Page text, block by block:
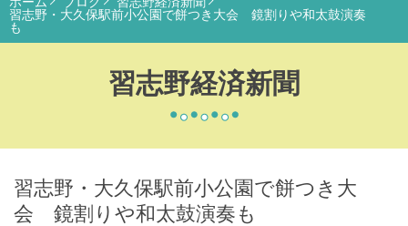
習志野経済新聞
習志野・大久保駅前小公園で餅つき大会 鏡割りや和太鼓演奏
も
習志野・大久保駅前小公園で餅つき大
会 鏡割りや和太鼓演奏も